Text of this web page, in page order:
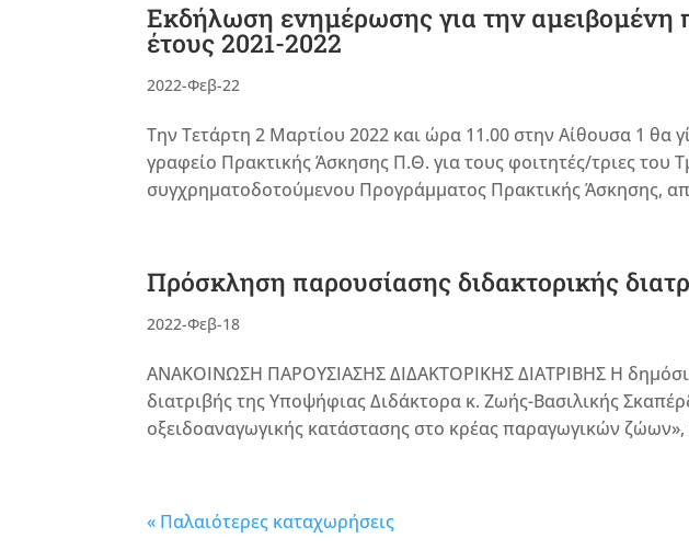
Εκδήλωση ενημέρωσης για την αμειβομένη
έτους 2021-2022
2022-Φεβ-22
Την Τετάρτη 2 Μαρτίου 2022 και ώρα 11.00 στην Αίθουσα 1 θα
γραφείο Πρακτικής Άσκησης Π.Θ. για τους φοιτητές/τριες του
συγχρηματοδοτούμενου Προγράμματος Πρακτικής Άσκησης,
Πρόσκληση παρουσίασης διδακτορικής
2022-Φεβ-18
ΑΝΑΚΟΙΝΩΣΗ ΠΑΡΟΥΣΙΑΣΗΣ ΔΙΔΑΚΤΟΡΙΚΗΣ ΔΙΑΤΡΙΒΗΣ Η
διατριβής της Υποψήφιας Διδάκτορα κ. Ζωής-Βασιλικής
οξειδοαναγωγικής κατάστασης στο κρέας παραγωγικών
« Παλαιότερες καταχωρήσεις